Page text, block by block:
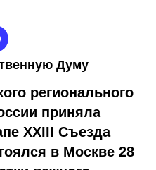
Думу
регионального
приняла
XXIII Съезда
в Москве 28